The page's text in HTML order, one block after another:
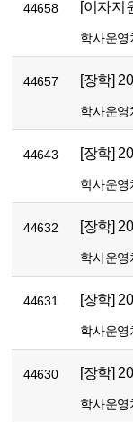
44658
학사운영
44657
학사운영
44643
학사운영
44632
학사운영
44631
학사운영
44630 [장학]
학사운영